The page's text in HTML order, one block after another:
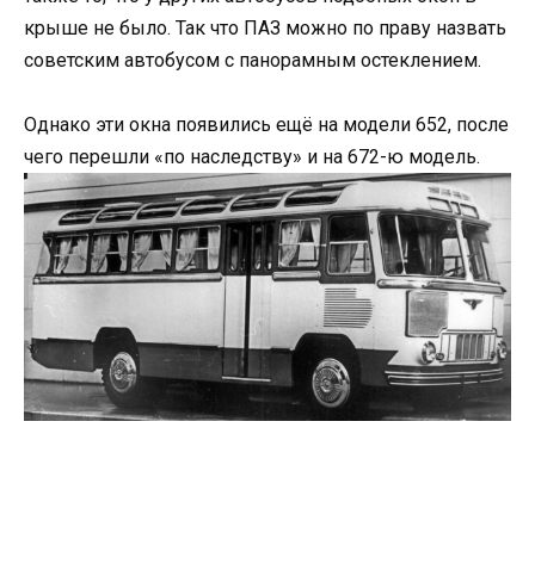
крыше не было. Так что ПАЗ можно по праву назвать
советским автобусом с панорамным остеклением.
Однако эти окна появились ещё на модели 652, после
чего перешли «по наследству» и на 672-ю модель.